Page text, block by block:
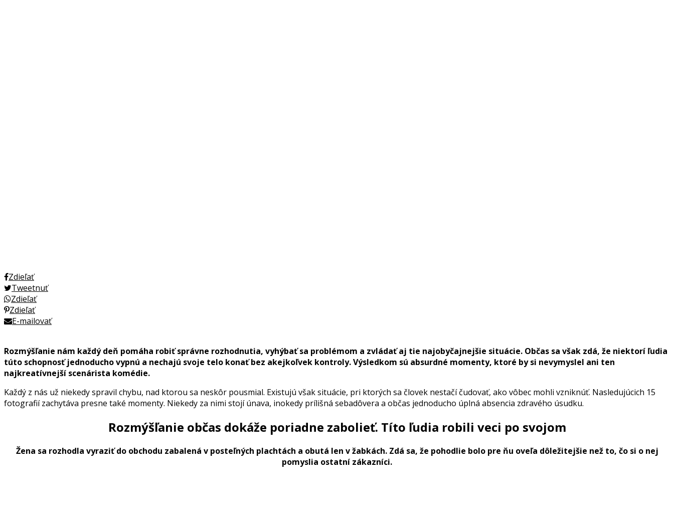
Zdieľať
Tweetnuť
Zdieľať
Zdieľať
E-mailovať
Rozmýšľanie nám každý deň pomáha robiť správne rozhodnutia, vyhýbať sa problémom a zvládať aj tie najobyčajnejšie situácie. Občas sa však zdá, že niektorí ľudia
túto schopnosť jednoducho vypnú a nechajú svoje telo konať bez akejkoľvek kontroly. Výsledkom sú absurdné momenty, ktoré by si nevymyslel ani ten
najkreatívnejší scenárista komédie.
Každý z nás už niekedy spravil chybu, nad ktorou sa neskôr pousmial. Existujú však situácie, pri ktorých sa človek nestačí čudovať, ako vôbec mohli vzniknúť. Nasledujúcich 15
fotografií zachytáva presne také momenty. Niekedy za nimi stojí únava, inokedy prílišná sebadôvera a občas jednoducho úplná absencia zdravého úsudku.
Rozmýšľanie občas dokáže poriadne zabolieť. Títo ľudia robili veci po svojom
Žena sa rozhodla vyraziť do obchodu zabalená v posteľných plachtách a obutá len v žabkách. Zdá sa, že pohodlie bolo pre ňu oveľa dôležitejšie než to, čo si o nej
pomyslia ostatní zákazníci.